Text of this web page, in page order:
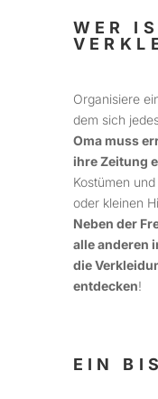
WER
Organisiere
dem sich
Oma muss
ihre Zeitung
Kostümen
oder kleinen
Neben der
alle anderen
die
entdecken!
EIN